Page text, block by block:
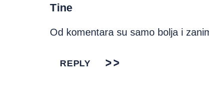
Tine
Od komentara su samo bolja i
REPLY